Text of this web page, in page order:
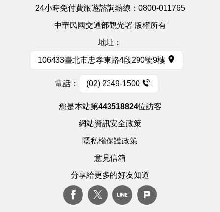
24小時免付費旅遊諮詢熱線： 0800-011765
中華民國交通部觀光署 版權所有
地址：
106433臺北市忠孝東路4段290號9樓
電話： (02) 2349-1500
您是本站第443518824位訪客
網站資訊安全政策
隱私權保護政策
意見信箱
分享給更多的好友知道